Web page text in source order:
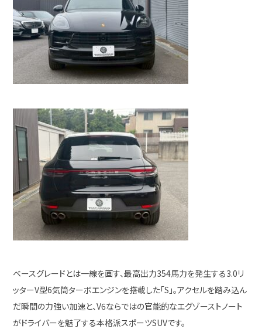
ベースグレードとは一線を画す、最高出力354馬力を発生する3.0リ
ッターV型6気筒ターボエンジンを搭載した「S」。アクセルを踏み込ん
だ瞬間の力強い加速と、V6ならではの官能的なエグゾーストノート
がドライバーを魅了する本格派スポーツSUVです。